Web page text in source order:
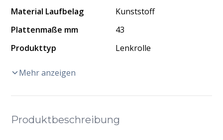
Material Laufbelag
Kunststoff
Plattenmaße mm
43
Produkttyp
Lenkrolle
Mehr anzeigen
Produktbeschreibung